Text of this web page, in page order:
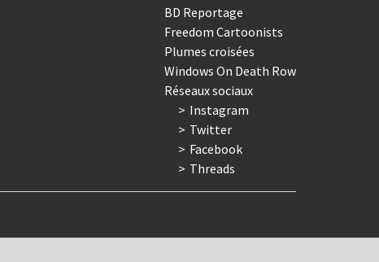
BD Reportage
Freedom Cartoonists
Plumes croisées
Windows On Death Row
Réseaux sociaux
Instagram
Twitter
Facebook
Threads